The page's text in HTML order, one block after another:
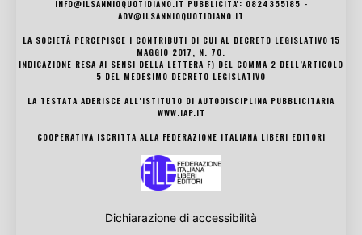
INFO@ILSANNIOQUOTIDIANO.IT PUBBLICITA': 0824355185 -
ADV@ILSANNIOQUOTIDIANO.IT
LA SOCIETÀ PERCEPISCE I CONTRIBUTI DI CUI AL DECRETO LEGISLATIVO 15
MAGGIO 2017, N. 70.
INDICAZIONE RESA AI SENSI DELLA LETTERA F) DEL COMMA 2 DELL’ARTICOLO
5 DEL MEDESIMO DECRETO LEGISLATIVO
LA TESTATA ADERISCE ALL’ISTITUTO DI AUTODISCIPLINA PUBBLICITARIA
WWW.IAP.IT
COOPERATIVA ISCRITTA ALLA FEDERAZIONE ITALIANA LIBERI EDITORI
Dichiarazione di accessibilità